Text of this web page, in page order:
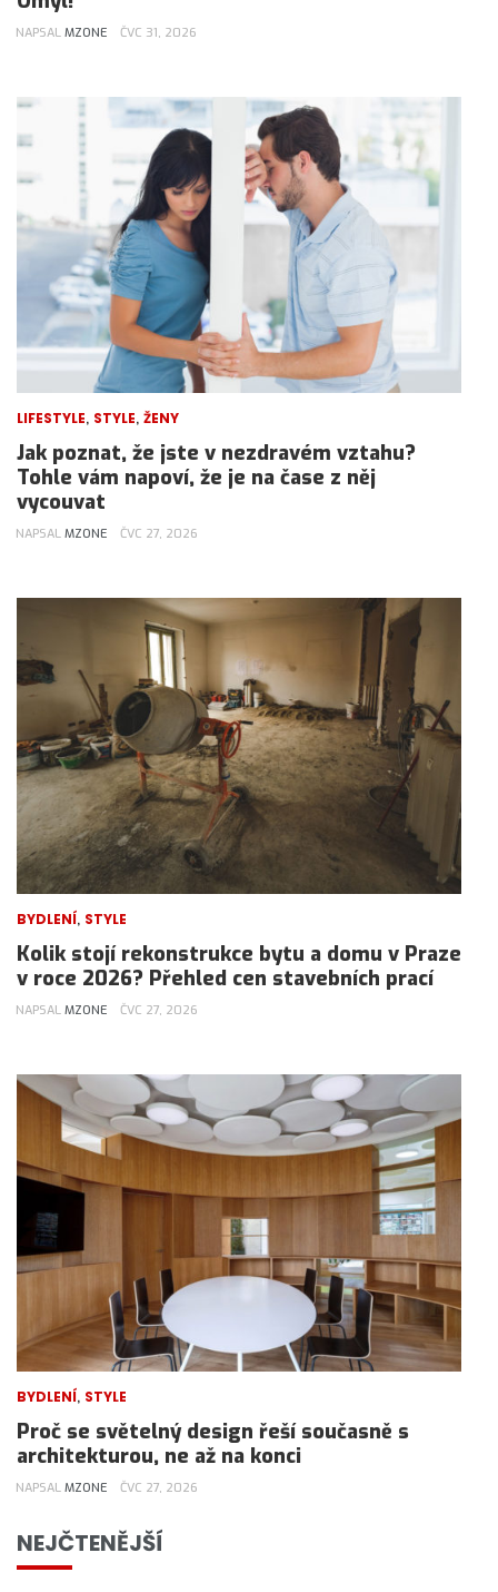
NAPSAL MZONE ČVC 31, 2026
LIFESTYLE, STYLE, ŽENY
Jak poznat, že jste v nezdravém vztahu?
Tohle vám napoví, že je na čase z něj
vycouvat
NAPSAL MZONE ČVC 27, 2026
BYDLENÍ, STYLE
Kolik stojí rekonstrukce bytu a domu v Praze
v roce 2026? Přehled cen stavebních prací
NAPSAL MZONE ČVC 27, 2026
BYDLENÍ, STYLE
Proč se světelný design řeší současně s
architekturou, ne až na konci
NAPSAL MZONE ČVC 27, 2026
NEJČTENĚJŠÍ